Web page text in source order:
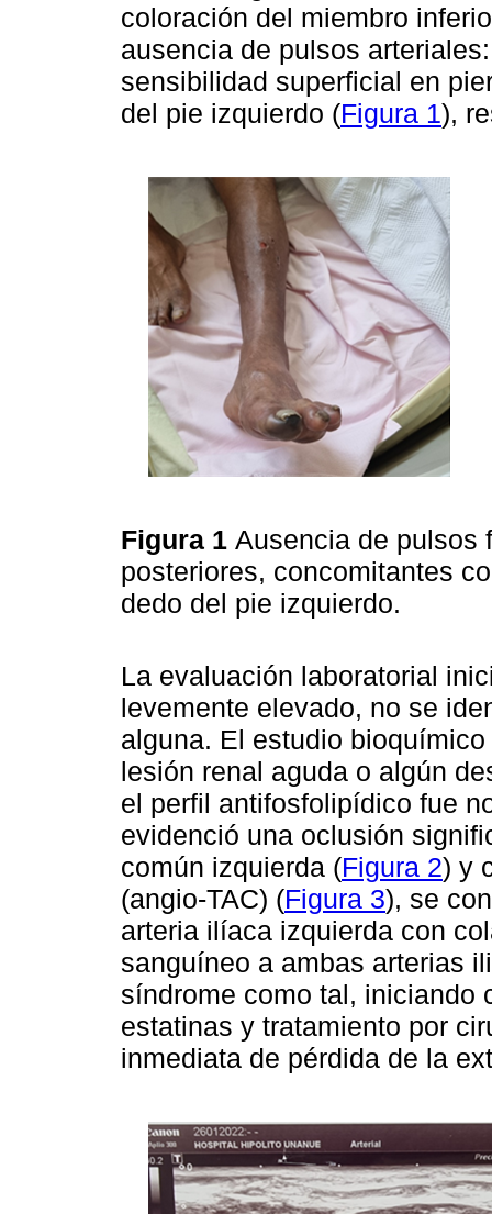
coloración del miembro
ausencia de pulsos
sensibilidad superficial en
del pie izquierdo (Figura 1),
Figura 1 Ausencia de pulsos
posteriores, concomitantes
dedo del pie izquierdo.
La evaluación laboratorial
levemente elevado, no se
alguna. El estudio
lesión renal aguda o algún
el perfil antifosfolipídico fue
evidenció una oclusión
común izquierda (Figura 2) y
(angio-TAC) (Figura 3), se
arteria ilíaca izquierda con
sanguíneo a ambas arterias
síndrome como tal, iniciando
estatinas y tratamiento por
inmediata de pérdida de la